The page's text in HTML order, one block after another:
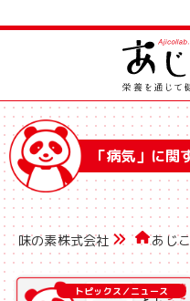
「病気」に関
味の素株式会社 あじ
トピックス／ニュース